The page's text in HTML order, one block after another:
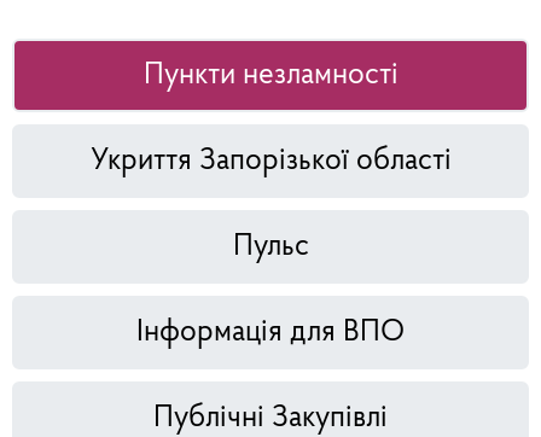
Пункти незламності
Укриття Запорізької області
Пульс
Інформація для ВПО
Публічні Закупівлі